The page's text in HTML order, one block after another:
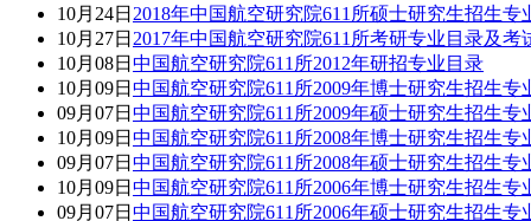
10月24日 2018年中国航空研究院611所硕士研究生招生专
10月27日 2017年中国航空研究院611所考研专业目录及考
10月08日 中国航空研究院611所2012年研招专业目录
10月09日 中国航空研究院611所2009年博士研究生招生专
09月07日 中国航空研究院611所2009年硕士研究生招生专
10月09日 中国航空研究院611所2008年博士研究生招生专
09月07日 中国航空研究院611所2008年硕士研究生招生专
10月09日 中国航空研究院611所2006年博士研究生招生专
09月07日 中国航空研究院611所2006年硕士研究生招生专